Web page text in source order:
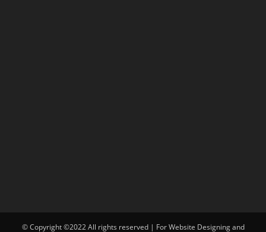
© Copyright ©2022 All rights reserved | For Website Designing and